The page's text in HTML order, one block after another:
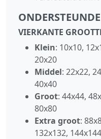
VIERKANTE
Klein: 10x10,
20x20
Middel: 22x22,
40x40
Groot: 44x44,
80x80
Extra groot:
132x132, 144x144